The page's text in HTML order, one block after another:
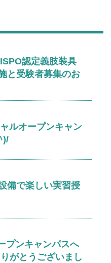
認定義肢装具
と受験者募集のお
ルオープンキャン
備で楽しい実習授
プンキャンパスへ
がとうございまし